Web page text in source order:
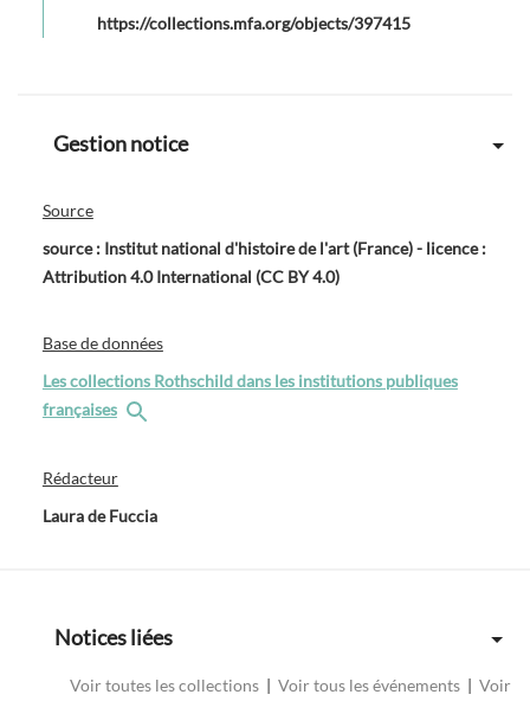
https://collections.mfa.org/objects/397415
Gestion notice
Source
source : Institut national d'histoire de l'art (France) - licence :
Attribution 4.0 International (CC BY 4.0)
Base de données
Les collections Rothschild dans les institutions publiques
françaises
Rédacteur
Laura de Fuccia
Notices liées
Voir toutes les collections | Voir tous les événements | Voir